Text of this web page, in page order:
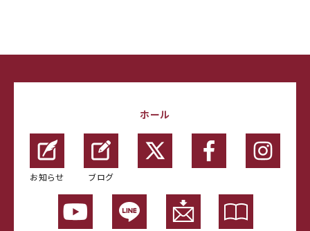
ホール
お知らせ ブログ